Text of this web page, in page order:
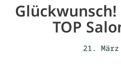
TOP
21. März